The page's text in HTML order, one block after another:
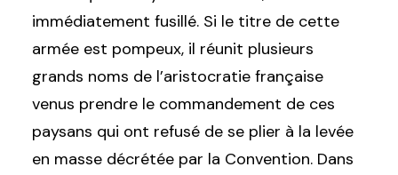
immédiatement fusillé. Si le titre de cette
armée est pompeux, il réunit plusieurs
grands noms de l’aristocratie française
venus prendre le commandement de ces
paysans qui ont refusé de se plier à la levée
en masse décrétée par la Convention. Dans